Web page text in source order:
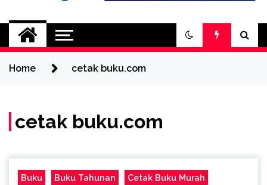
Jasa Cetak Online
DMG Printing
Home cetak buku.com
cetak buku.com
Buku Buku Tahunan Cetak Buku Murah